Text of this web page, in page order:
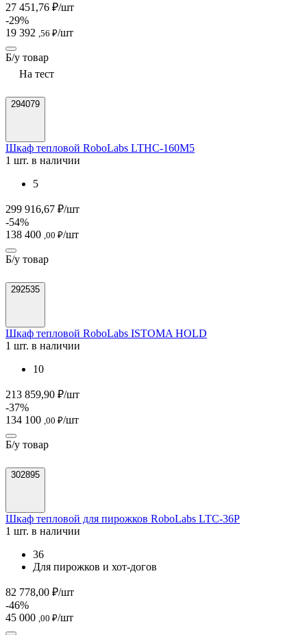
27 451,76 ₽/шт
-29%
19 392 ,56 ₽/шт
Б/у товар
На тест
294079
Шкаф тепловой RoboLabs LTHC-160М5
1 шт. в наличии
5
299 916,67 ₽/шт
-54%
138 400 ,00 ₽/шт
Б/у товар
292535
Шкаф тепловой RoboLabs ISTOMA HOLD
1 шт. в наличии
10
213 859,90 ₽/шт
-37%
134 100 ,00 ₽/шт
Б/у товар
302895
Шкаф тепловой для пирожков RoboLabs LTC-36P
1 шт. в наличии
36
Для пирожков и хот-догов
82 778,00 ₽/шт
-46%
45 000 ,00 ₽/шт